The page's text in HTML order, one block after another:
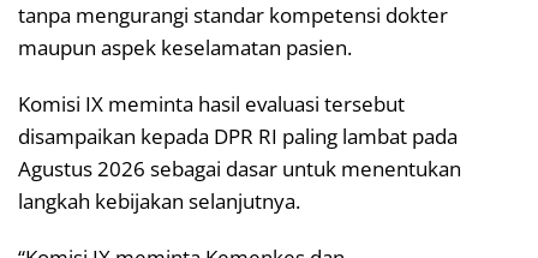
tanpa mengurangi standar kompetensi dokter
maupun aspek keselamatan pasien.
Komisi IX meminta hasil evaluasi tersebut
disampaikan kepada DPR RI paling lambat pada
Agustus 2026 sebagai dasar untuk menentukan
langkah kebijakan selanjutnya.